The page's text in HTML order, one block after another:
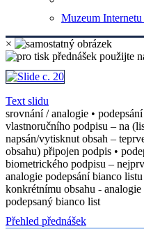
Muzeum Internetu
×
Text slidu
srovnání / analogie •
vlastnoručního podpisu ‒ na
napsán/vytisknut obsah ‒
obsahu) připojen podpis •
biometrického podpisu ‒
analogie podepsání bianco
konkrétnímu obsahu -
podepsaný bianco list
Přehled přednášek